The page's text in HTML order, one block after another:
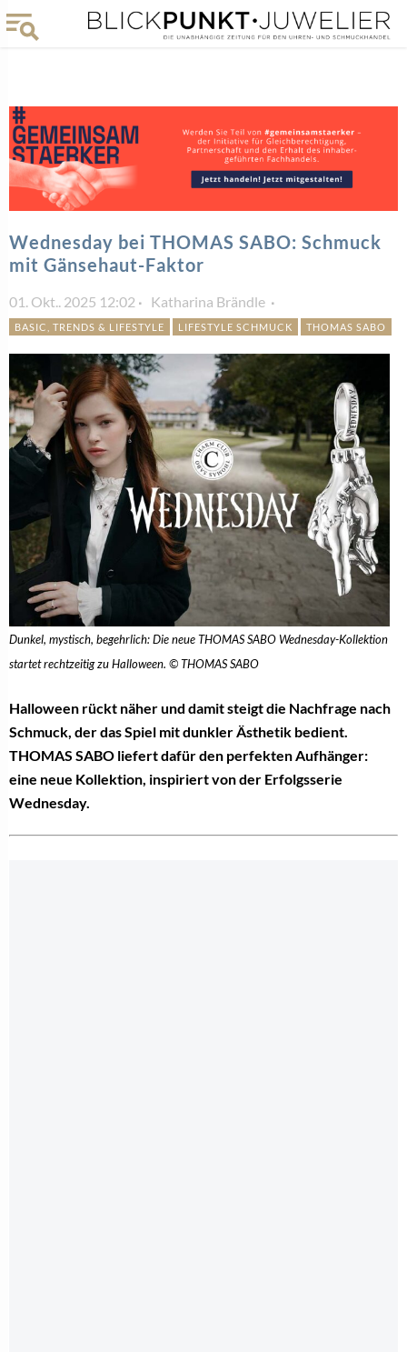
Wednesday bei THOMAS SABO: Schmuck
mit Gänsehaut-Faktor
01. Okt.. 2025 12:02 Katharina Brändle
BASIC, TRENDS & LIFESTYLE LIFESTYLE SCHMUCK THOMAS SABO
Dunkel, mystisch, begehrlich: Die neue THOMAS SABO Wednesday-Kollektion
startet rechtzeitig zu Halloween. © THOMAS SABO
Halloween rückt näher und damit steigt die Nachfrage nach
Schmuck, der das Spiel mit dunkler Ästhetik bedient.
THOMAS SABO liefert dafür den perfekten Aufhänger:
eine neue Kollektion, inspiriert von der Erfolgsserie
Wednesday.